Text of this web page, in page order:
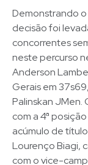
Demonstrando
decisão foi
concorrentes
neste percurso
Anderson
Gerais em
Palinskan JMen.
com a 4ª
acúmulo de
Lourenço Biagi,
com o vice-